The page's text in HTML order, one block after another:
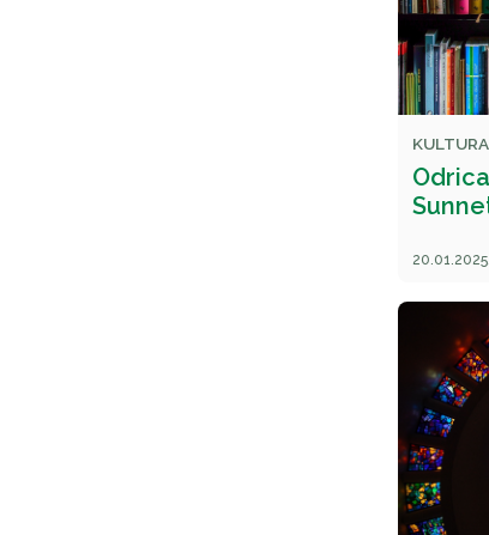
KULTURA
20.01.2025.